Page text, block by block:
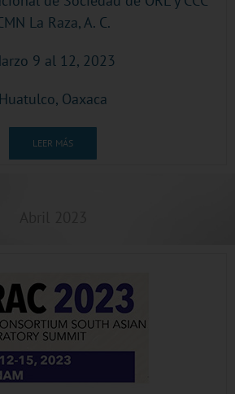
La Raza, A. C.
9 al 12, 2023
Huatulco, Oaxaca
LEER MÁS